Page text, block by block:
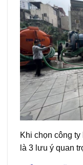
Khi chọn công
là 3 lưu ý quan